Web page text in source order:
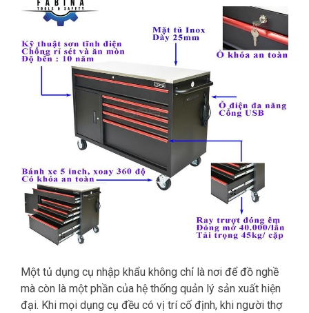
Một tủ dụng cụ nhập khẩu không chỉ là nơi để đồ nghề
mà còn là một phần của hệ thống quản lý sản xuất hiện
đại. Khi mọi dụng cụ đều có vị trí cố định, khi người thợ